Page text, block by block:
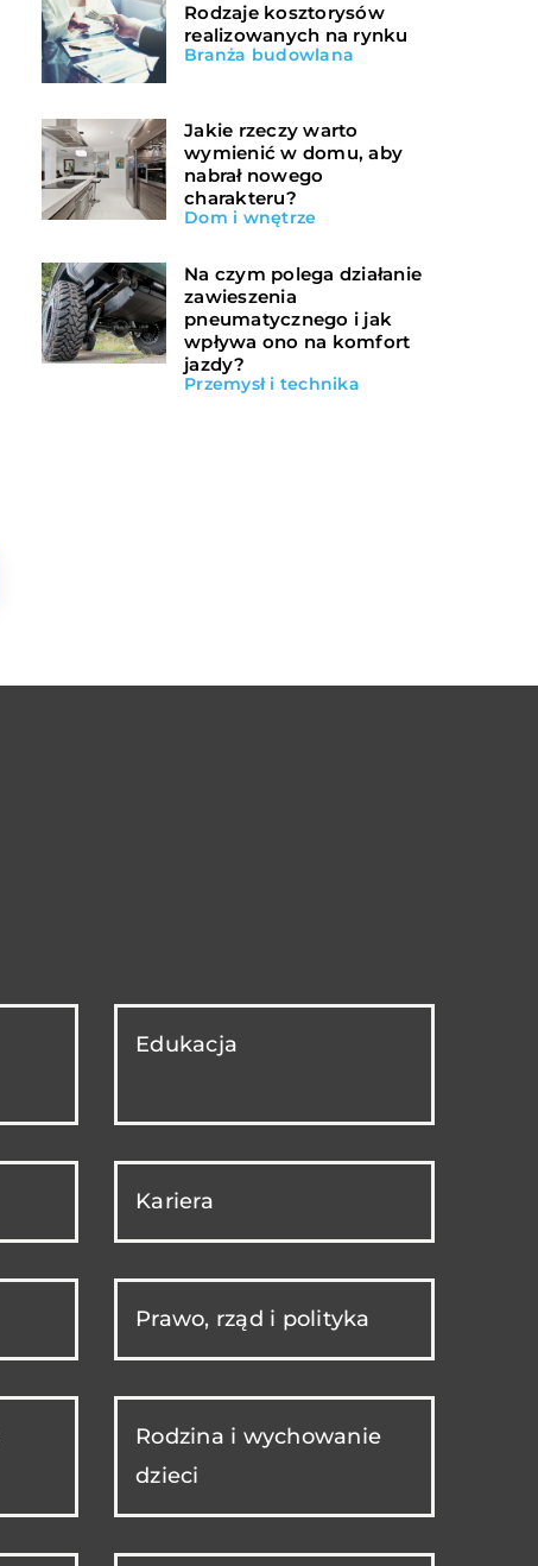
Rodzaje kosztorysów
realizowanych na rynku
Branża budowlana
Jakie rzeczy warto
wymienić w domu, aby
nabrał nowego
charakteru?
Dom i wnętrze
Na czym polega działanie
zawieszenia
pneumatycznego i jak
wpływa ono na komfort
jazdy?
Przemysł i technika
Edukacja
Kariera
Prawo, rząd i polityka
Rodzina i wychowanie
dzieci